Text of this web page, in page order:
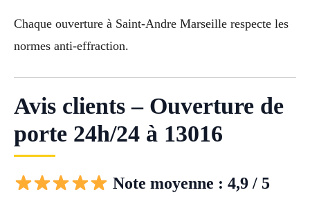
Chaque ouverture à Saint-Andre Marseille respecte les
normes anti-effraction.
Avis clients – Ouverture de
porte 24h/24 à 13016
Note moyenne : 4,9 / 5